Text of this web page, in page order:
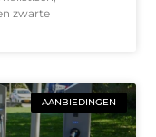
zwarte
AANBIEDINGEN